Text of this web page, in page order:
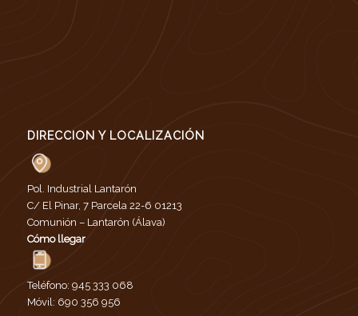
DIRECCION Y LOCALIZACIÓN
Pol. Industrial Lantarón
C/ El Pinar, 7 Parcela 22-6 01213
Comunión – Lantarón (Álava)
Cómo llegar
Teléfono: 945 333 068
Móvil: 690 356 956